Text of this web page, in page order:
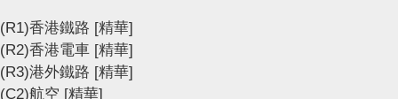
(R1)香港鐵路 [精華]
(R2)香港電車 [精華]
(R3)港外鐵路 [精華]
(C2)航空 [精華]